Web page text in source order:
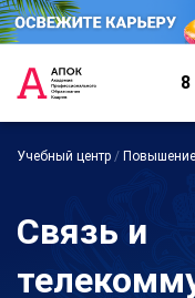
Учебный центр /
Связь и